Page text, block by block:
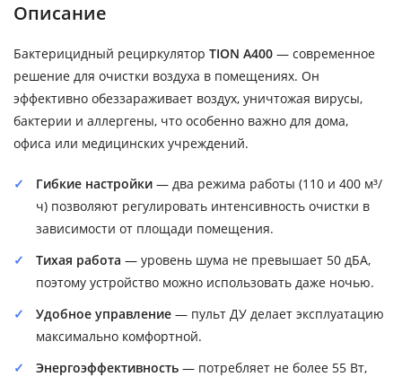
Описание
Бактерицидный рециркулятор TION A400 — современное
решение для очистки воздуха в помещениях. Он
эффективно обеззараживает воздух, уничтожая вирусы,
бактерии и аллергены, что особенно важно для дома,
офиса или медицинских учреждений.
Гибкие настройки — два режима работы (110 и 400 м³/
ч) позволяют регулировать интенсивность очистки в
зависимости от площади помещения.
Тихая работа — уровень шума не превышает 50 дБА,
поэтому устройство можно использовать даже ночью.
Удобное управление — пульт ДУ делает эксплуатацию
максимально комфортной.
Энергоэффективность — потребляет не более 55 Вт,